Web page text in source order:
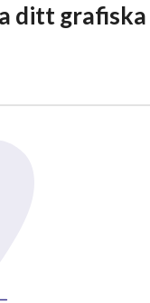
ditt grafiska